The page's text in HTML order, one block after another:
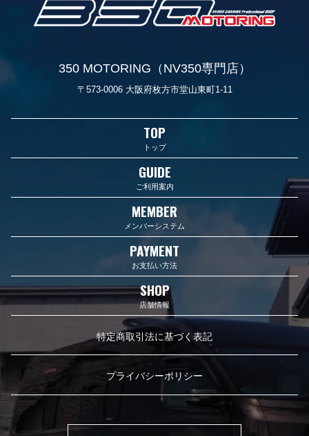
350 MOTORING（NV350専門店）
〒573-0006 大阪府枚方市堂山東町1-11
TOP
トップ
GUIDE
ご利用案内
MEMBER
メンバーシステム
PAYMENT
お支払い方法
SHOP
店舗情報
特定商取引法に基づく表記
プライバシーポリシー